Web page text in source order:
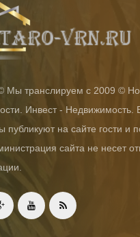
Мы транслируем с 2009 ©
Инвест - Недвижимость.
публикуют на сайте гости и
сайта не несет